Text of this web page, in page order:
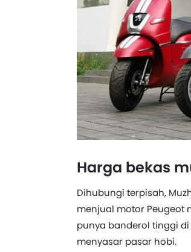
Harga bekas
Dihubungi terpisah,
menjual motor Peugeot
punya banderol tinggi
menyasar pasar hobi.